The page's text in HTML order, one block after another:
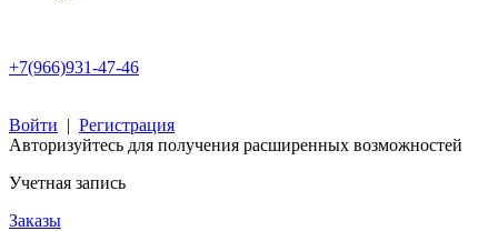
+7(966)931-47-46
Войти | Регистрация
Авторизуйтесь для получения расширенных возможностей
Учетная запись
Заказы